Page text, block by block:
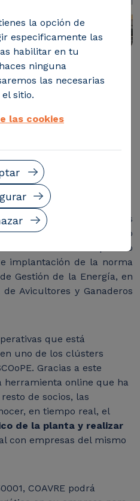
de 24
se van a
Se
tipo de
proyecto SCOoPE dirigidos
del proyecto y experto
industrial- ha empezado
implantación de la norma
Gestión de la Energía, en
Avicultores y Ganaderos
que está
uno de los clústers
Gracias a este
herramienta online que ha
de socios, las
en tiempo real, el
de la planta y realizar
con empresas del mismo
COAVRE podrá
la opción de
especificamente las
habilitar en tu
ninguna
las necesarias
sitio.
las cookies